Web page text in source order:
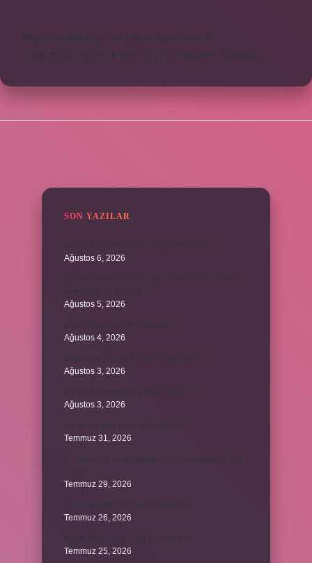
https://bebekkia.com
https://beis.com.tr
https://basi.com.tr
knight online nttgame Sitemap
SON YAZILAR
Ağustos 6, 2026
Ağustos 5, 2026
Ağustos 4, 2026
Ağustos 3, 2026
Ağustos 3, 2026
Temmuz 31, 2026
Temmuz 29, 2026
Temmuz 26, 2026
Temmuz 25, 2026